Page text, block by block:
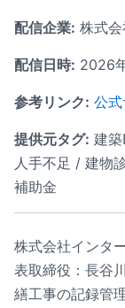
配信企業: 株式
配信日時: 2026
参考リンク: 公
提供元タグ: 建
人手不足 / 建物
補助金
株式会社インタ
表取締役：長谷
繕工事の記録管